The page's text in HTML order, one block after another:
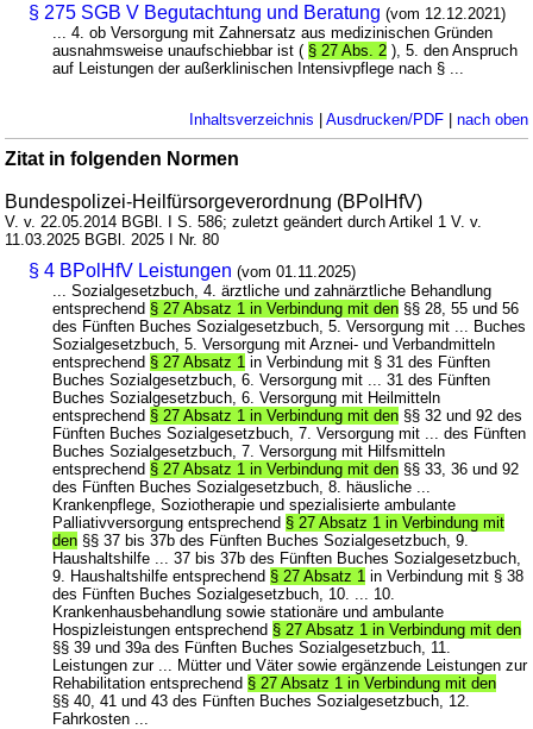
§ 275 SGB V Begutachtung und Beratung (vom 12.12.2021)
... 4. ob Versorgung mit Zahnersatz aus medizinischen Gründen
ausnahmsweise unaufschiebbar ist ( § 27 Abs. 2 ), 5. den Anspruch
auf Leistungen der außerklinischen Intensivpflege nach § ...
Inhaltsverzeichnis | Ausdrucken/PDF| nach oben
Zitat in folgenden Normen
Bundespolizei-Heilfürsorgeverordnung (BPolHfV)
V. v. 22.05.2014 BGBl. I S. 586; zuletzt geändert durch Artikel 1 V. v.
11.03.2025 BGBl. 2025 I Nr. 80
§ 4 BPolHfV Leistungen (vom 01.11.2025)
... Sozialgesetzbuch, 4. ärztliche und zahnärztliche Behandlung
entsprechend § 27 Absatz 1 in Verbindung mit den §§ 28, 55 und 56
des Fünften Buches Sozialgesetzbuch, 5. Versorgung mit ... Buches
Sozialgesetzbuch, 5. Versorgung mit Arznei- und Verbandmitteln
entsprechend § 27 Absatz 1 in Verbindung mit § 31 des Fünften
Buches Sozialgesetzbuch, 6. Versorgung mit ... 31 des Fünften
Buches Sozialgesetzbuch, 6. Versorgung mit Heilmitteln
entsprechend § 27 Absatz 1 in Verbindung mit den §§ 32 und 92 des
Fünften Buches Sozialgesetzbuch, 7. Versorgung mit ... des Fünften
Buches Sozialgesetzbuch, 7. Versorgung mit Hilfsmitteln
entsprechend § 27 Absatz 1 in Verbindung mit den §§ 33, 36 und 92
des Fünften Buches Sozialgesetzbuch, 8. häusliche ...
Krankenpflege, Soziotherapie und spezialisierte ambulante
Palliativversorgung entsprechend § 27 Absatz 1 in Verbindung mit
den §§ 37 bis 37b des Fünften Buches Sozialgesetzbuch, 9.
Haushaltshilfe ... 37 bis 37b des Fünften Buches Sozialgesetzbuch,
9. Haushaltshilfe entsprechend § 27 Absatz 1 in Verbindung mit § 38
des Fünften Buches Sozialgesetzbuch, 10. ... 10.
Krankenhausbehandlung sowie stationäre und ambulante
Hospizleistungen entsprechend § 27 Absatz 1 in Verbindung mit den
§§ 39 und 39a des Fünften Buches Sozialgesetzbuch, 11.
Leistungen zur ... Mütter und Väter sowie ergänzende Leistungen zur
Rehabilitation entsprechend § 27 Absatz 1 in Verbindung mit den
§§ 40, 41 und 43 des Fünften Buches Sozialgesetzbuch, 12.
Fahrkosten ...